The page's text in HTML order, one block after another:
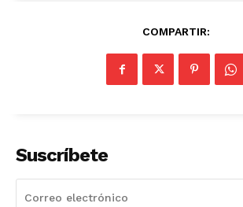
COMPARTIR:
Suscríbete